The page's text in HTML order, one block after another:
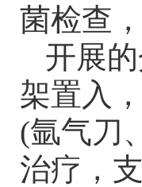
菌检查
开展
架置入
(氩气刀
治疗，